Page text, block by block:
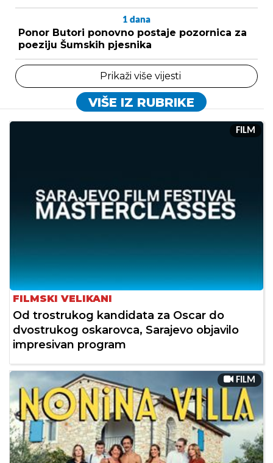
1 dana
Ponor Butori ponovno postaje pozornica za
poeziju Šumskih pjesnika
Prikaži više vijesti
VIŠE IZ RUBRIKE
FILM
FILMSKI VELIKANI
Od trostrukog kandidata za Oscar do
dvostrukog oskarovca, Sarajevo objavilo
impresivan program
FILM